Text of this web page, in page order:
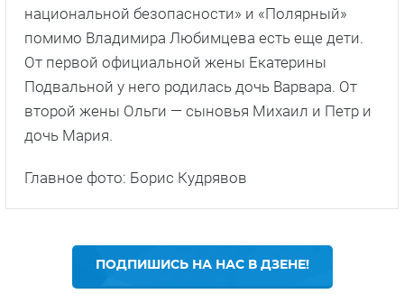
национальной безопасности» и «Полярный»
помимо Владимира Любимцева есть еще дети.
От первой официальной жены Екатерины
Подвальной у него родилась дочь Варвара. От
второй жены Ольги — сыновья Михаил и Петр и
дочь Мария.
Главное фото: Борис Кудрявов
ПОДПИШИСЬ НА НАС В ДЗЕНЕ!